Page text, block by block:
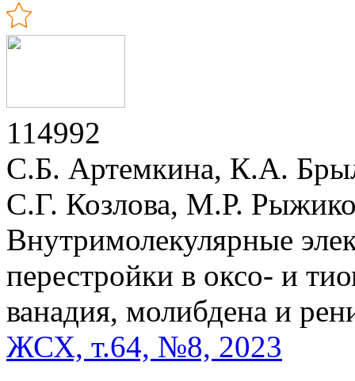
114992
С.Б. Артемкина, К.А.
С.Г. Козлова, М.Р.
Внутримолекулярные
перестройки в оксо- и
ванадия, молибдена и
ЖСХ, т.64, №8, 2023